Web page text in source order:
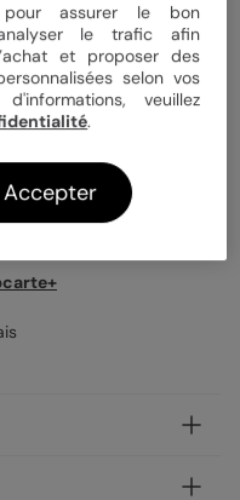
de Laurier, et
assurer le bon
le trafic afin
et proposer des
selon vos
veuillez
.
Accepter